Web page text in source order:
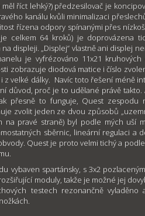
měl říct lehký?) předzesilovač je
kanálu kvůli minimalizaci
řízena odpory spínanými přes
celkem 64 kroků) je doprovázena
displeji. „Displej“ vlastně ani displej
je vyfrézováno 11x21 kruhových
zobrazuje diodová matice i číslo
z velké dálky. Navíc toto řešení méně
důvod, proč je to udělané právě
přesně to funguje, Quest zespodu
zvolit jeden ze dvou způsobů
na pravé straně) byl podle mých uší
sběrnic, lineární regulaci a
Quest je proto velmi tichý a
vybaven spartánsky, s 3x2
moduly, takže je možné jej
testech rezonančně